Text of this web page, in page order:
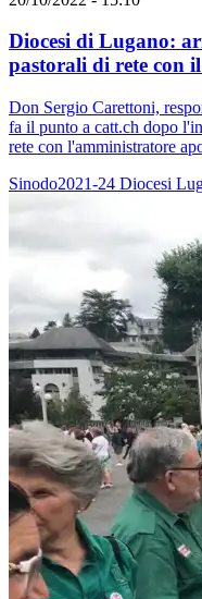
Diocesi di Lugano:
pastorali di rete con
Don Sergio Carettoni,
fa il punto a catt.ch dopo
rete con l'amministratore
Sinodo2021-24 Diocesi